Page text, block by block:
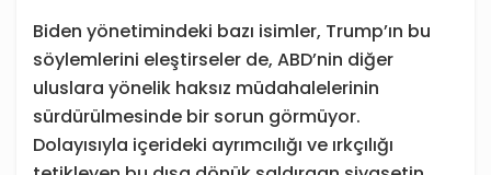
Biden yönetimindeki bazı isimler, Trump’ın bu
söylemlerini eleştirseler de, ABD’nin diğer
uluslara yönelik haksız müdahalelerinin
sürdürülmesinde bir sorun görmüyor.
Dolayısıyla içerideki ayrımcılığı ve ırkçılığı